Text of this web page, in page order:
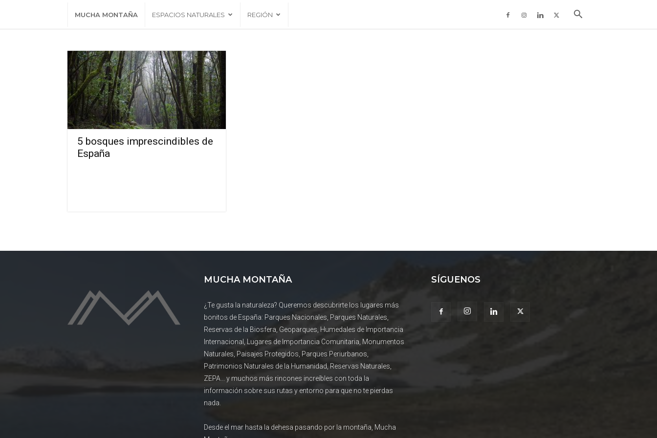
MUCHA MONTAÑA ESPACIOS NATURALES REGIÓN
5 bosques imprescindibles de
España
MUCHA MONTAÑA
¿Te gusta la naturaleza? Queremos descubrirte los lugares más
bonitos de España: Parques Nacionales, Parques Naturales,
Reservas de la Biosfera, Geoparques, Humedales de Importancia
Internacional, Lugares de Importancia Comunitaria, Monumentos
Naturales, Paisajes Protegidos, Parques Periurbanos,
Patrimonios Naturales de la Humanidad, Reservas Naturales,
ZEPA... y muchos más rincones increíbles con toda la
información sobre sus rutas y entorno para que no te pierdas
nada.
Desde el mar hasta la dehesa pasando por la montaña, Mucha
SÍGUENOS